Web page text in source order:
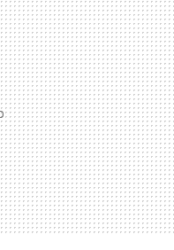
MAIL